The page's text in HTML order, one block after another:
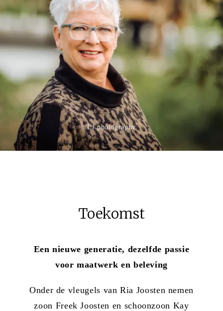
LJ photography
Toekomst
Een nieuwe generatie, dezelfde passie
voor maatwerk en beleving
Onder de vleugels van Ria Joosten nemen
zoon Freek Joosten en schoonzoon Kay